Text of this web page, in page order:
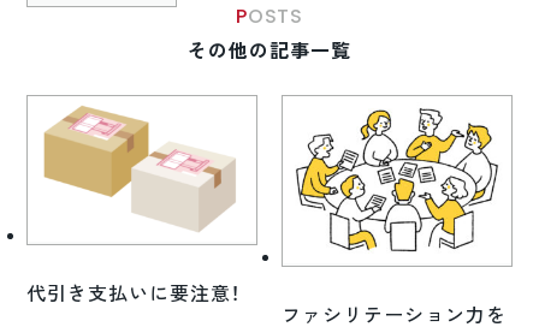
POSTS
その他の記事一覧
代引き支払いに要注意！
ファシリテーション力を